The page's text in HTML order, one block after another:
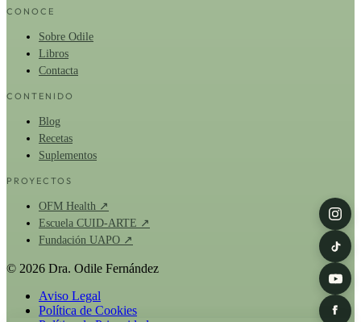
CONOCE
Sobre Odile
Libros
Contacta
CONTENIDO
Blog
Recetas
Suplementos
PROYECTOS
OFM Health ↗
Escuela CUID-ARTE ↗
Fundación UAPO ↗
© 2026 Dra. Odile Fernández
Aviso Legal
Política de Cookies